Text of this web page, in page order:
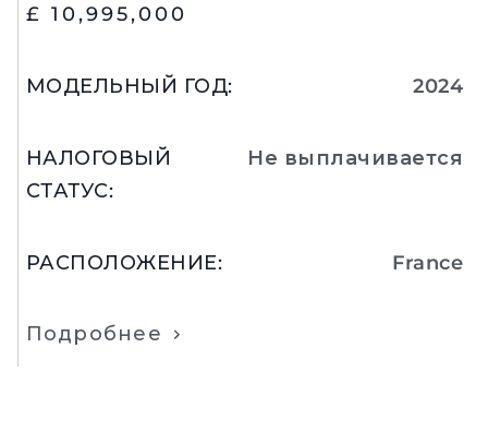
£ 10,995,000
МОДЕЛЬНЫЙ ГОД: 2024
НАЛОГОВЫЙ
СТАТУС:
Не выплачивается
РАСПОЛОЖЕНИЕ: France
Подробнее